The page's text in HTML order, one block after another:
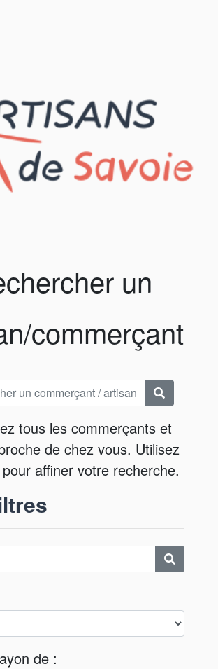
un
commerçant
tous les commerçants et
de chez vous. Utilisez
affiner votre recherche.
de :